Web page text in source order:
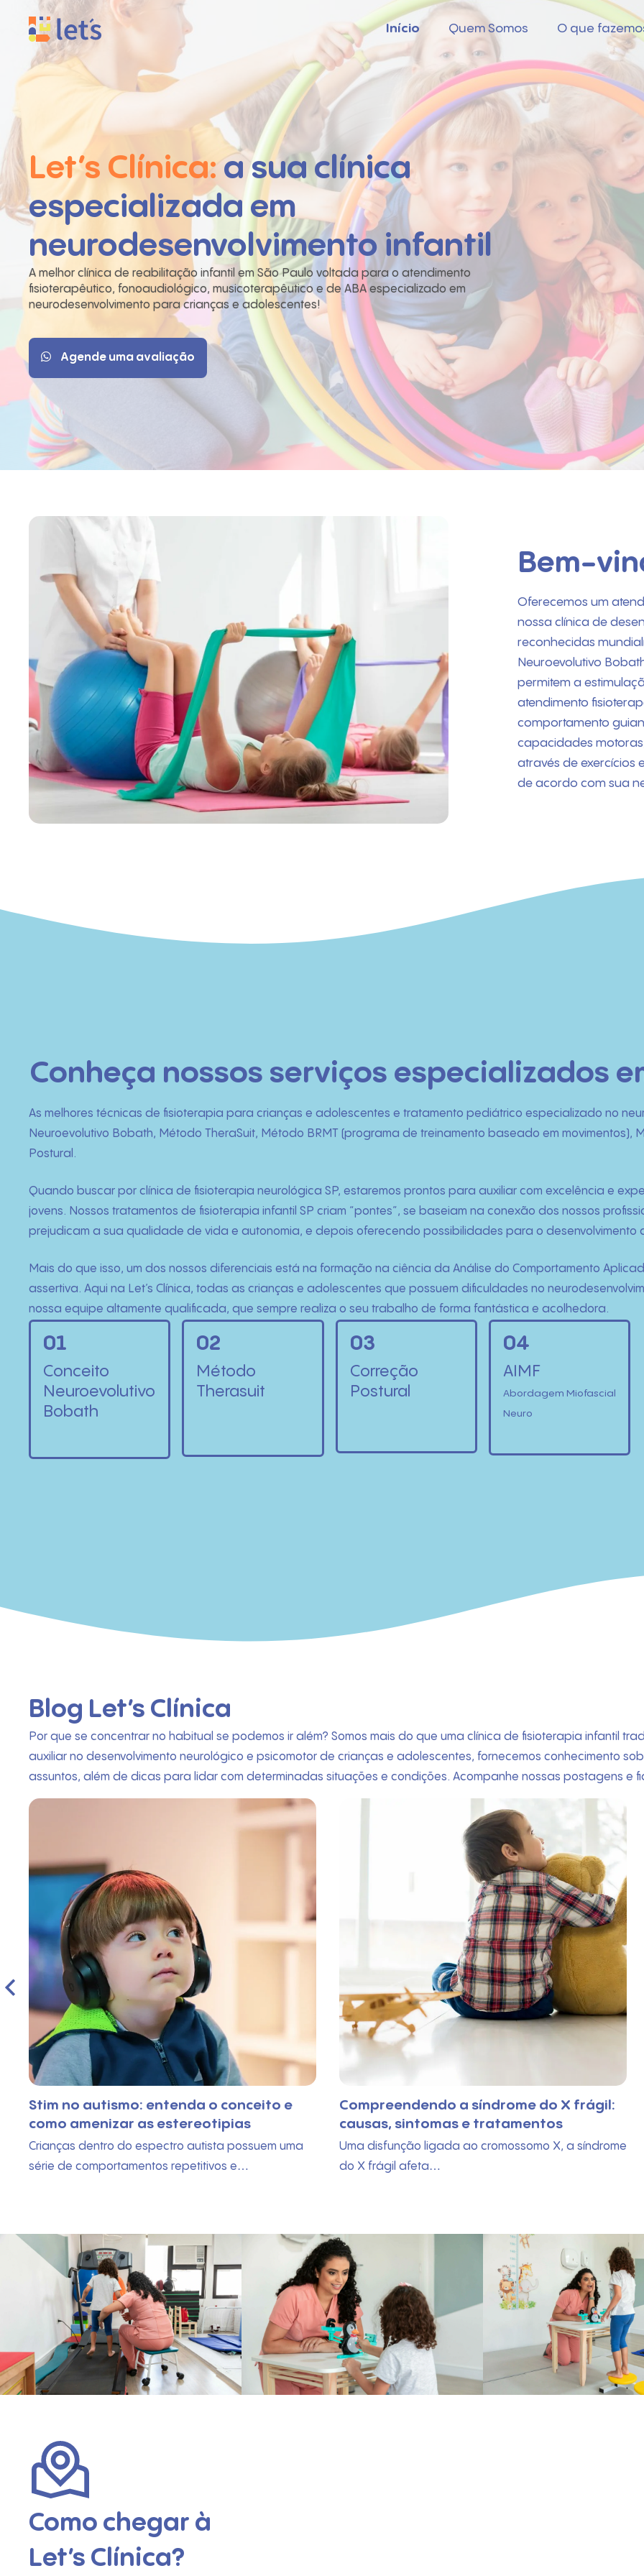
Início Quem Somos O que
Let’s Clínica:a sua clínica
especializada em
neurodesenvolvimento infantil
A melhor clínica de reabilitação infantil em São Paulo voltada para o atendimento
fisioterapêutico, fonoaudiológico, musicoterapêutico e de ABA especializado em
neurodesenvolvimento para crianças e adolescentes!
Agende uma avaliação
Bem-
Oferecemos um
nossa clínica de
reconhecidas
Neuroevolutivo
permitem a
atendimento
comportamento
capacidades
através de exercícios
de acordo com sua
Conheça nossos serviços especializados
As melhores técnicas de fisioterapia para crianças e adolescentes e tratamento pediátrico especializado no
Neuroevolutivo Bobath, Método TheraSuit, Método BRMT (programa de treinamento baseado em movimentos),
Postural.
Quando buscar por clínica de fisioterapia neurológica SP, estaremos prontos para auxiliar com excelência e
jovens. Nossos tratamentos de fisioterapia infantil SP criam “pontes”, se baseiam na conexão dos nossos
prejudicam a sua qualidade de vida e autonomia, e depois oferecendo possibilidades para o desenvolvimento
Mais do que isso, um dos nossos diferenciais está na formação na ciência da Análise do Comportamento
assertiva. Aqui na Let’s Clínica, todas as crianças e adolescentes que possuem dificuldades no
nossa equipe altamente qualificada, que sempre realiza o seu trabalho de forma fantástica e acolhedora.
01
Conceito
Neuroevolutivo
Bobath
02
Método
Therasuit
03
Correção
Postural
04
AIMF
Abordagem Miofascial
Neuro
Blog Let’s Clínica
Por que se concentrar no habitual se podemos ir além? Somos mais do que uma clínica de fisioterapia infantil
auxiliar no desenvolvimento neurológico e psicomotor de crianças e adolescentes, fornecemos conhecimento
assuntos, além de dicas para lidar com determinadas situações e condições. Acompanhe nossas postagens e
Stim no autismo: entenda o conceito e
como amenizar as estereotipias
Crianças dentro do espectro autista possuem uma
série de comportamentos repetitivos e…
Compreendendo a síndrome do X frágil:
causas, sintomas e tratamentos
Uma disfunção ligada ao cromossomo X, a síndrome
do X frágil afeta…
Como chegar à
Let’s Clínica?